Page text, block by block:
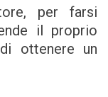
per farsi
il proprio
ottenere un